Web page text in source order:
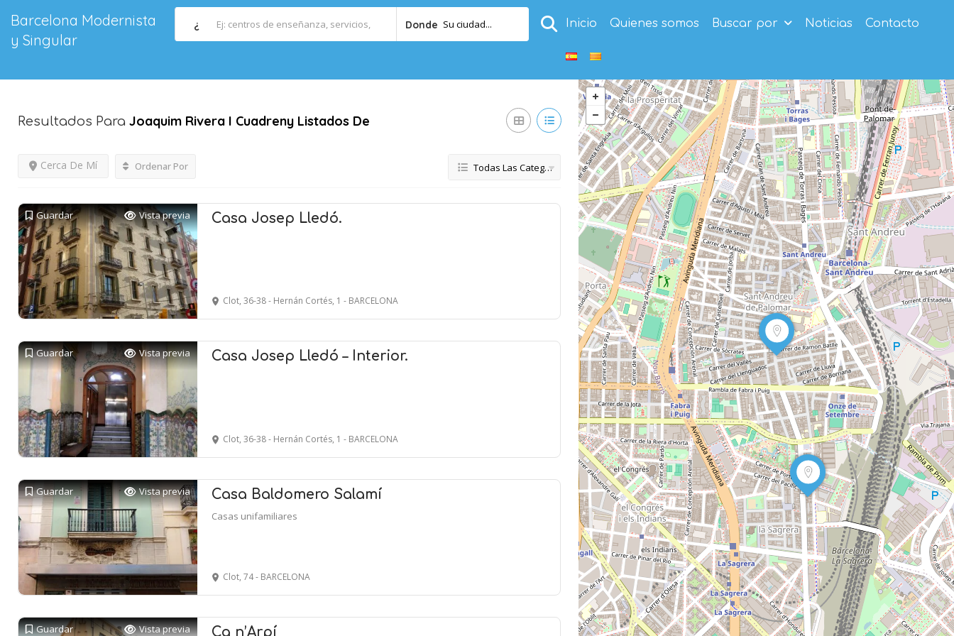
Barcelona Modernista
y Singular
¿ Donde Su ciudad... Inicio Quienes somos Buscar por Noticias Contacto
Resultados Para Joaquim Rivera I Cuadreny Listados De
Cerca De Mí Ordenar Por Todas Las Categorías
Guardar Vista previa Casa Josep Lledó.
Clot, 36-38 - Hernán Cortés, 1 - BARCELONA
Guardar Vista previa Casa Josep Lledó – Interior.
Clot, 36-38 - Hernán Cortés, 1 - BARCELONA
Guardar Vista previa Casa Baldomero Salamí
Casas unifamiliares
Clot, 74 - BARCELONA
Guardar Vista previa Ca n’Arpí